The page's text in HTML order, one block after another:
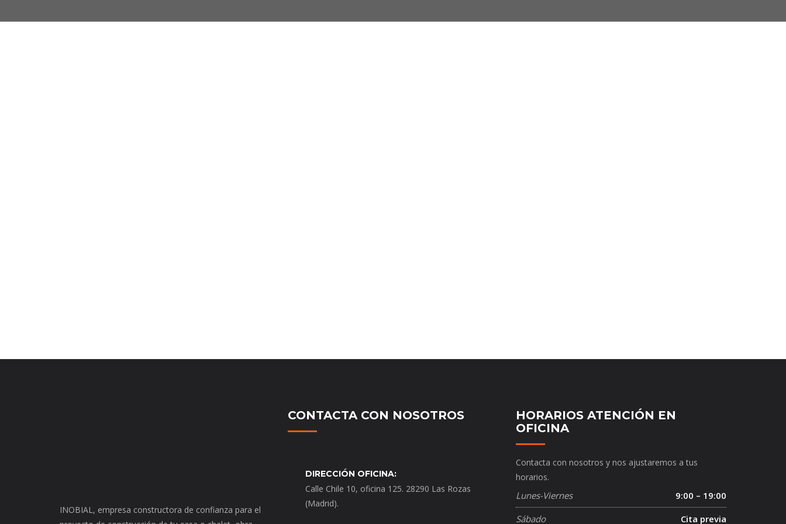
INOBIAL, empresa constructora de confianza para el
CONTACTA CON NOSOTROS
DIRECCIÓN OFICINA:
Calle Chile 10, oficina 125. 28290 Las Rozas
(Madrid).
HORARIOS ATENCIÓN EN
OFICINA
Contacta con nosotros y nos ajustaremos a tus
horarios.
Lunes-Viernes
9:00 – 19:00
Sábado
Cita previa